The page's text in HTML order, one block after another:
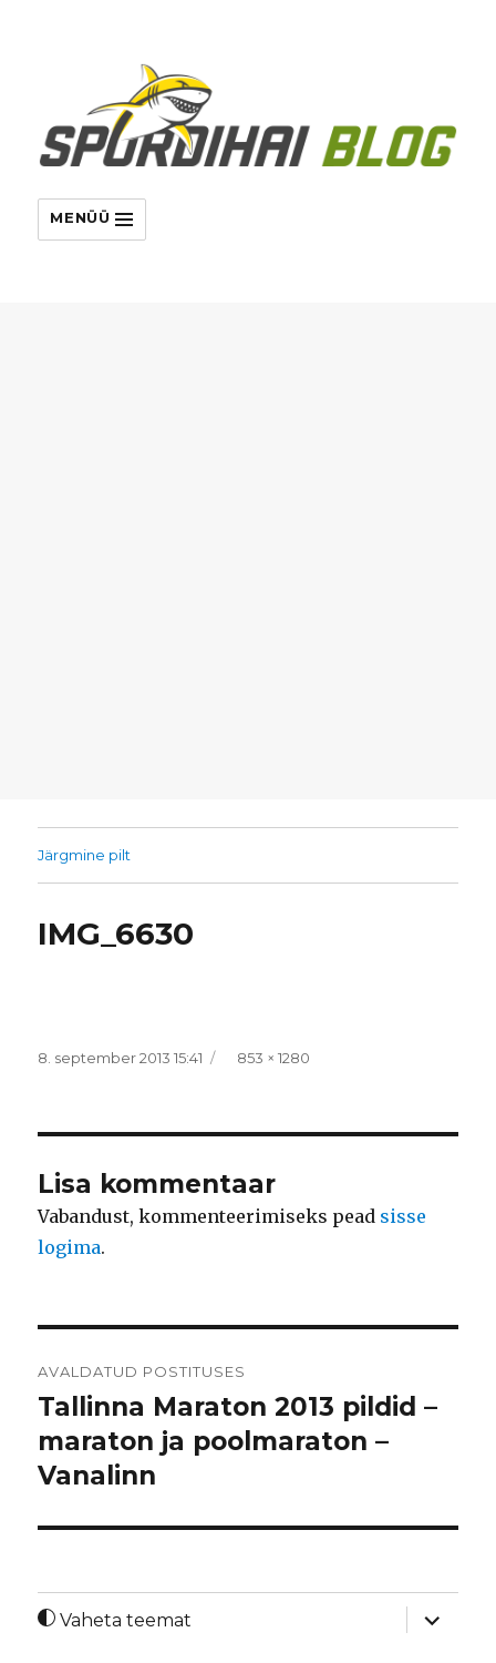
MENÜÜ
Järgmine pilt
IMG_6630
Postitatud
8. september 2013 15:41 Täissuurus
853 × 1280
Lisa kommentaar
Vabandust, kommenteerimiseks pead sisse
logima.
AVALDATUD POSTITUSES
Tallinna Maraton 2013 pildid –
maraton ja poolmaraton –
Vanalinn
Vaheta teemat
laienda